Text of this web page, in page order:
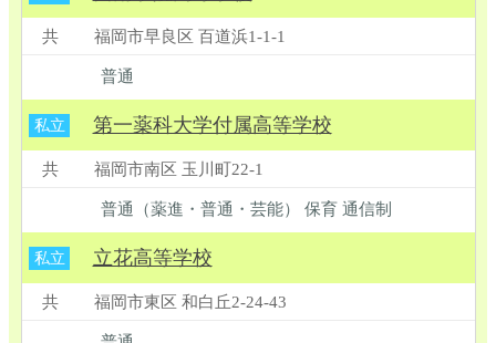
共 福岡市早良区 百道浜1-1-1
普通
私立 第一薬科大学付属高等学校
共 福岡市南区 玉川町22-1
普通（薬進・普通・芸能） 保育 通信制
私立 立花高等学校
共 福岡市東区 和白丘2-24-43